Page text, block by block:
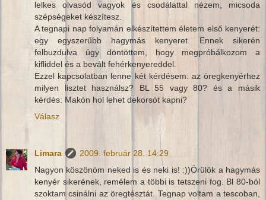
lelkes olvasód vagyok és csodálattal nézem, micsoda
szépségeket készítesz.
A tegnapi nap folyamán elkészítettem életem első kenyerét:
egy egyszerűbb hagymás kenyeret. Ennek sikerén
felbuzdulva úgy döntöttem, hogy megpróbálkozom a
kifliddel és a bevált fehérkenyereddel.
Ezzel kapcsolatban lenne két kérdésem: az öregkenyérhez
milyen lisztet használsz? BL 55 vagy 80? és a másik
kérdés: Makón hol lehet dekorsót kapni?
Válasz
Limara
2009. február 28. 14:29
Nagyon köszönöm neked is és neki is! :))Örülök a hagymás
kenyér sikerének, remélem a többi is tetszeni fog. Bl 80-ból
szoktam csinálni az öregtésztát. Tegnap voltam a tescoban,